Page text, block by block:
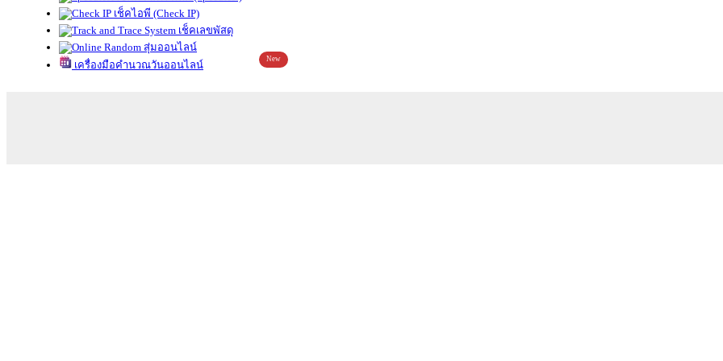
เช็คไอพี (Check IP)
เช็คเลขพัสดุ
สุ่มออนไลน์
เครื่องมือคำนวณวันออนไลน์
New